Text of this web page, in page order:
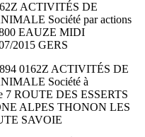
ACTIVITÉS DE
Société par actions
EAUZE MIDI
2015 GERS
0162Z ACTIVITÉS DE
Société à
7 ROUTE DES ESSERTS
ALPES THONON LES
SAVOIE